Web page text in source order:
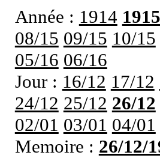
Année : 1914 1915
08/15 09/15 10/15
05/16 06/16
Jour : 16/12 17/12
24/12 25/12 26/12
02/01 03/01 04/01
Memoire : 26/12/